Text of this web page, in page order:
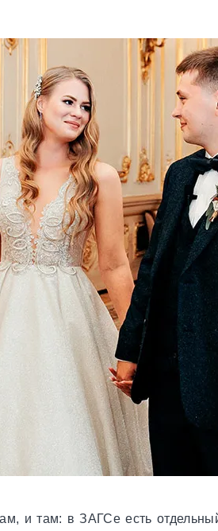
и там: в ЗАГСе есть